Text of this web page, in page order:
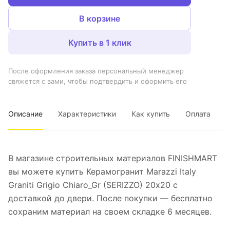
В корзине
Купить в 1 клик
После оформления заказа персональный менеджер
свяжется с вами, чтобы подтвердить и оформить его
Описание Характеристики Как купить Оплата
В магазине строительных материалов FINISHMART
вы можете купить Керамогранит Marazzi Italy
Graniti Grigio Chiaro_Gr (SERIZZO) 20х20 с
доставкой до двери. После покупки — бесплатно
сохраним материал на своем складке 6 месяцев.